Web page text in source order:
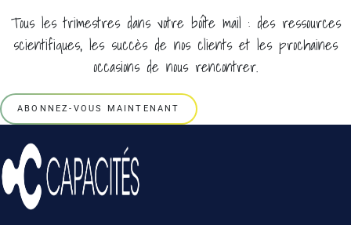
Tous les trimestres dans votre boîte mail : des ressources
scientifiques, les succès de nos clients et les prochaines
occasions de nous rencontrer.
ABONNEZ-VOUS MAINTENANT